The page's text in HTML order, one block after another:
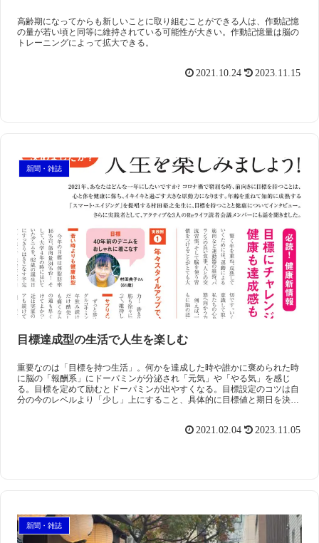
高齢期になってからも新しいことに取り組むことができる人は、作動記憶
の量が若い頃と同等に維持されている可能性が大きい。作動記憶量は脳の
トレーニングによって拡大できる。
2021.10.24 2023.11.15
新聞・雑誌
目標達成型の生活で人生を楽しむ
重要なのは「目標を持つ生活」。何かを達成した時や誰かに褒められた時
に脳の「報酬系」にドーパミンが分泌され「元気」や「やる気」を感じ
る。目標を定めて励むとドーパミンが出やすくなる。目標設定のコツは自
分の今のレベルより「少し」上にすること、具体的に目標値と期日を決め
2021.02.04
2023.11.05
新聞・雑誌